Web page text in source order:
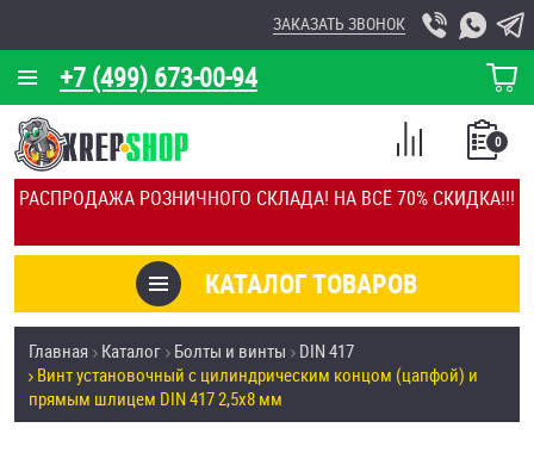
РАСПРОДАЖА РОЗНИЧНОГО СКЛАДА! НА ВСЁ 70% СКИДКА!!!
+7 (499) 673-00-94
ЗАКАЗАТЬ ЗВОНОК
КОРЗИНА
О КОМПАНИИ
КАЛЬКУЛЯТОР
ОТЗЫВЫ
УСЛУГИ
СКИДКИ
КАТАЛОГ ТОВАРОВ
0
СПИСОК
СРАВНЕНИЕ
Товары со скидкой
Анкеры
Главная Каталог Болты и винты
DIN 417
Винт установочный с цилиндрическим концом (цапфой) и
прямым шлицем DIN 417 2,5х8 мм